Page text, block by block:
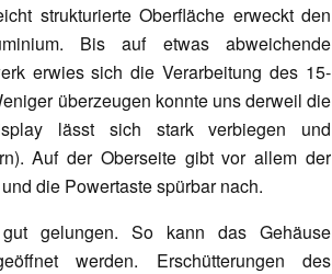
strukturierte Oberfläche erweckt den
Bis auf etwas abweichende
erwies sich die Verarbeitung des 15-
überzeugen konnte uns derweil die
lässt sich stark verbiegen und
Auf der Oberseite gibt vor allem der
die Powertaste spürbar nach.
gelungen. So kann das Gehäuse
werden. Erschütterungen des